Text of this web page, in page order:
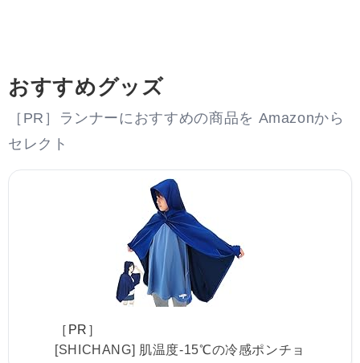
おすすめグッズ
［PR］ランナーにおすすめの商品を Amazonから
セレクト
［PR］
[SHICHANG] 肌温度-15℃の冷感ポンチョ